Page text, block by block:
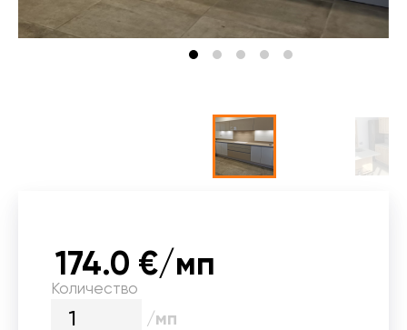
174.0 €/мп
Количество
/мп